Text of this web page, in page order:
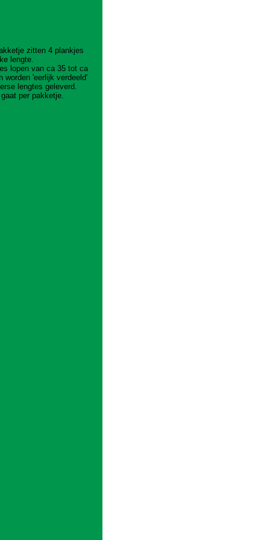
zitten 4 plankjes
lengte.
lopen van ca 35 tot ca
worden 'eerlijk verdeeld'
lengtes geleverd.
per pakketje.